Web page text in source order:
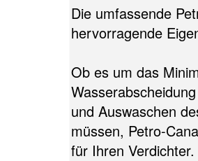
Die umfassende
hervorragende
Ob es um das
und Auswaschen
müssen, Petro-
für Ihren Verdichter.